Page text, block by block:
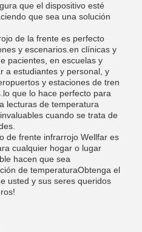
que el dispositivo esté
que sea una solución
de la frente es perfecto
y escenarios.en clínicas y
pacientes, en escuelas y
a estudiantes y personal, y
y estaciones de tren
que lo hace perfecto para
lecturas de temperatura
cuando se trata de
de frente infrarrojo Wellfar es
cualquier hogar o lugar
hacen que sea
de temperaturaObtenga el
usted y sus seres queridos